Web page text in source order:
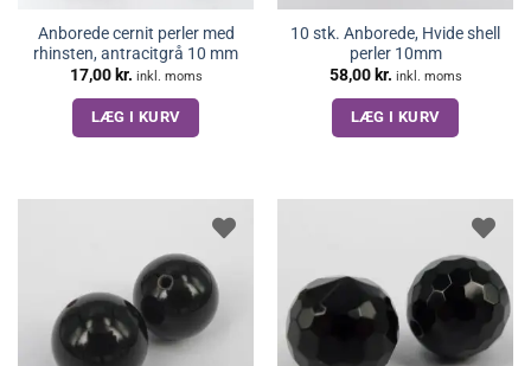
Anborede cernit perler med
rhinsten, antracitgrå 10 mm
17,00 kr. inkl. moms
LÆG I KURV
10 stk. Anborede, Hvide shell
perler 10mm
58,00 kr. inkl. moms
LÆG I KURV